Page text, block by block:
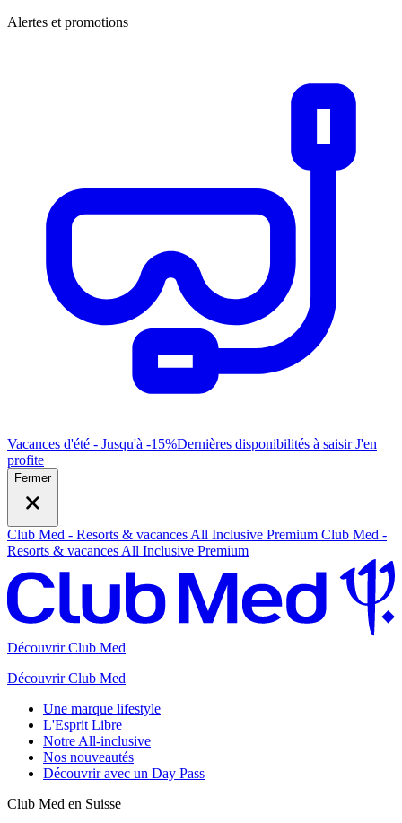
Alertes et promotions
Vacances d'été - Jusqu'à -15%Dernières disponibilités à saisirJ'en
profite
Fermer
Club Med - Resorts & vacances All Inclusive Premium Club Med -
Resorts & vacances All Inclusive Premium
Découvrir Club Med
Découvrir Club Med
Une marque lifestyle
L'Esprit Libre
Notre All-inclusive
Nos nouveautés
Découvrir avec un Day Pass
Club Med en Suisse